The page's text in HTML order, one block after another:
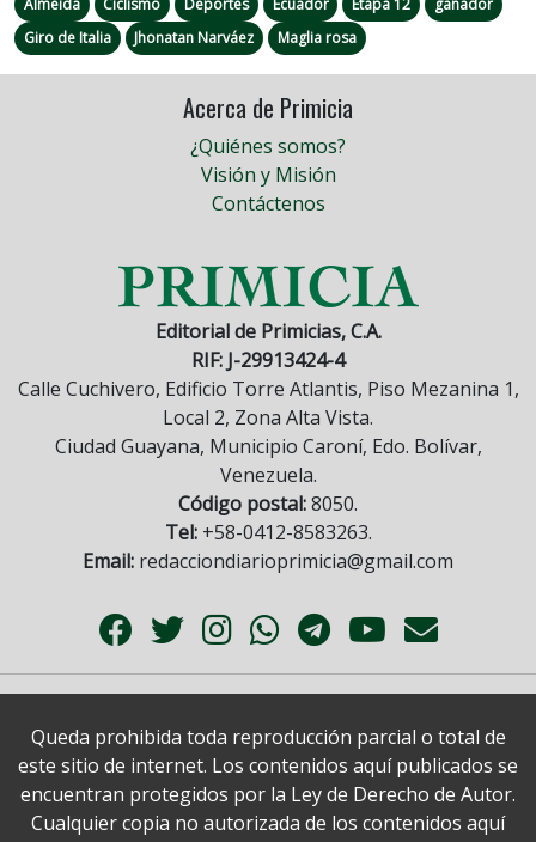
Giro de Italia
Jhonatan Narváez Maglia rosa
Acerca de Primicia
¿Quiénes somos?
Visión y Misión
Contáctenos
Editorial de Primicias, C.A.
RIF: J-29913424-4
Calle Cuchivero, Edificio Torre Atlantis, Piso Mezanina 1,
Local 2, Zona Alta Vista.
Ciudad Guayana, Municipio Caroní, Edo. Bolívar,
Venezuela.
Código postal:8050.
Tel:+58-0412-8583263.
Email: redacciondiarioprimicia@gmail.com
Queda prohibida toda reproducción parcial o total de
este sitio de internet. Los contenidos aquí publicados se
encuentran protegidos por la Ley de Derecho de Autor.
Cualquier copia no autorizada de los contenidos aquí